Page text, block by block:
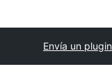
Envía un plugin